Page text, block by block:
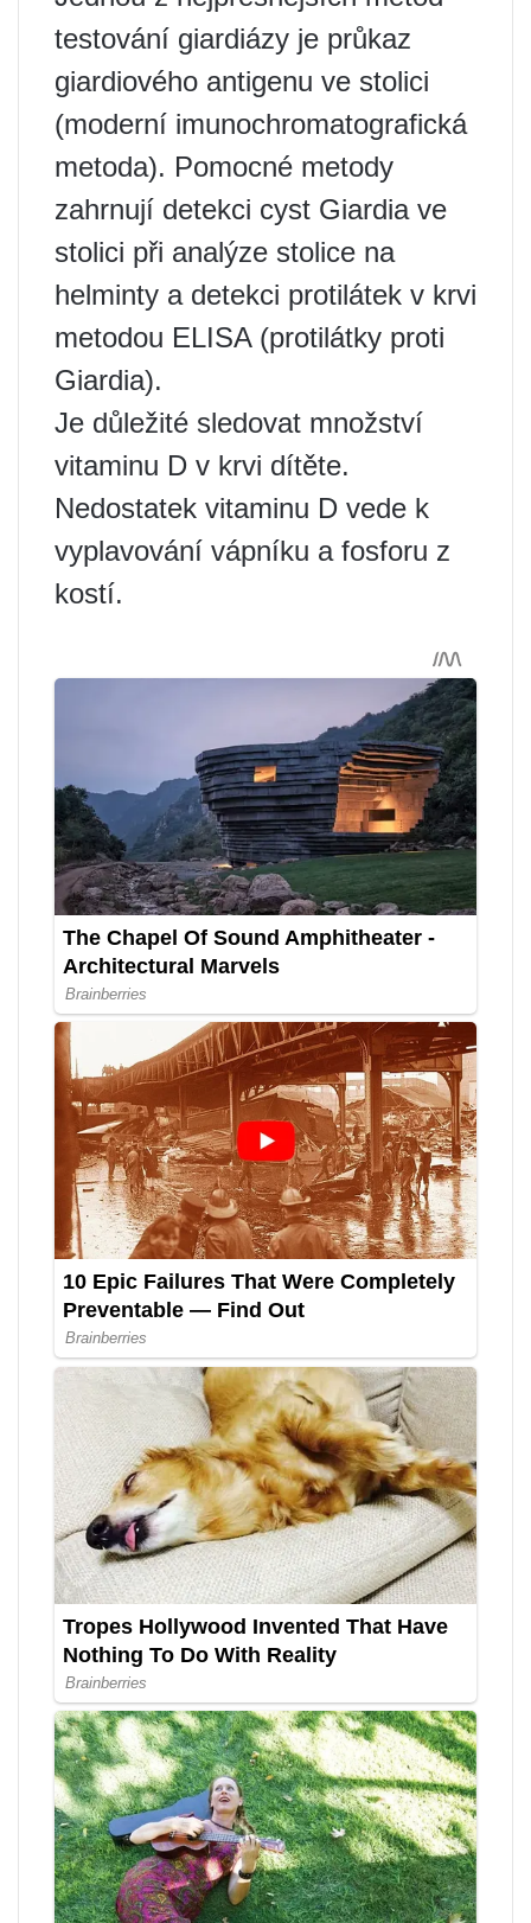
testování giardiázy je průkaz
giardiového antigenu ve stolici
(moderní imunochromatografická
metoda). Pomocné metody
zahrnují detekci cyst Giardia ve
stolici při analýze stolice na
helminty a detekci protilátek v krvi
metodou ELISA (protilátky proti
Giardia).
Je důležité sledovat množství
vitaminu D v krvi dítěte.
Nedostatek vitaminu D vede k
vyplavování vápníku a fosforu z
kostí.